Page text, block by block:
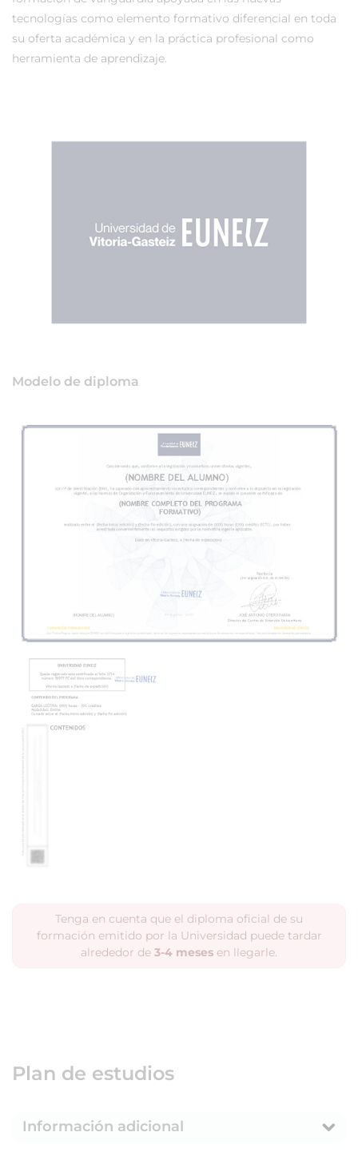
tecnologías como elemento formativo diferencial en toda
su oferta académica y en la práctica profesional como
herramienta de aprendizaje.
Modelo de diploma
Tenga en cuenta que el diploma oficial de su
formación emitido por la Universidad puede tardar
alrededor de 3-4 meses en llegarle.
Plan de estudios
Información adicional